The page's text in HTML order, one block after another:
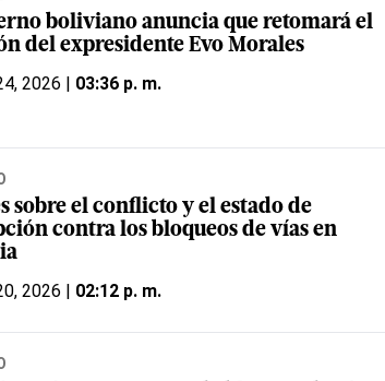
boliviano anuncia que retomará el
del expresidente Evo Morales
2026 | 03:36 p. m.
sobre el conflicto y el estado de
contra los bloqueos de vías en
2026 | 02:12 p. m.